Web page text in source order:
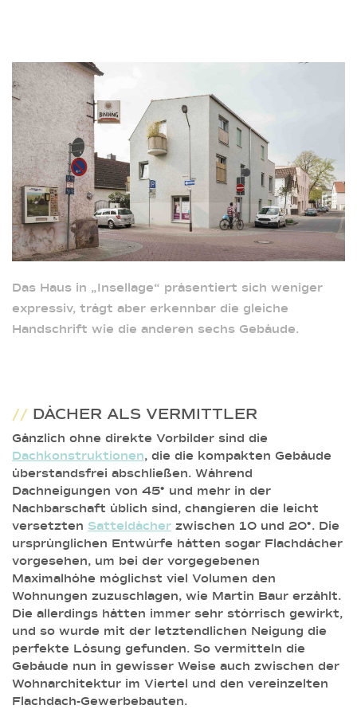
Das Haus in „Insellage“ präsentiert sich weniger
expressiv, trägt aber erkennbar die gleiche
Handschrift wie die anderen sechs Gebäude.
// DÄCHER ALS VERMITTLER
Gänzlich ohne direkte Vorbilder sind die
Dachkonstruktionen, die die kompakten Gebäude
überstandsfrei abschließen. Während
Dachneigungen von 45° und mehr in der
Nachbarschaft üblich sind, changieren die leicht
versetzten Satteldächer zwischen 10 und 20°. Die
ursprünglichen Entwürfe hätten sogar Flachdächer
vorgesehen, um bei der vorgegebenen
Maximalhöhe möglichst viel Volumen den
Wohnungen zuzuschlagen, wie Martin Baur erzählt.
Die allerdings hätten immer sehr störrisch gewirkt,
und so wurde mit der letztendlichen Neigung die
perfekte Lösung gefunden. So vermitteln die
Gebäude nun in gewisser Weise auch zwischen der
Wohnarchitektur im Viertel und den vereinzelten
Flachdach-Gewerbebauten.